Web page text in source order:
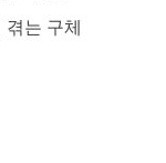
는 구체